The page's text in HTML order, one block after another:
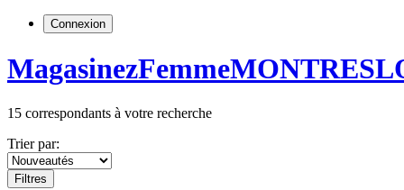
Connexion
MagasinezFemmeMONTRES
15 correspondants à votre recherche
Trier par:
Filtres